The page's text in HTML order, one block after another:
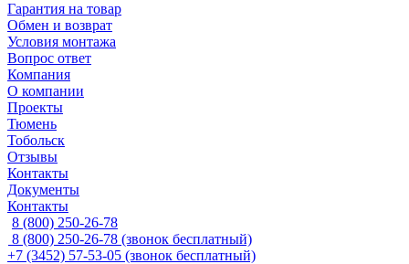
Гарантия на товар
Обмен и возврат
Условия монтажа
Вопрос ответ
Компания
О компании
Проекты
Тюмень
Тобольск
Отзывы
Контакты
Документы
Контакты
8 (800) 250-26-78
8 (800) 250-26-78 (звонок бесплатный)
+7 (3452) 57-53-05 (звонок бесплатный)